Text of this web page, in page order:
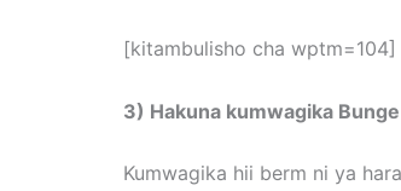
[kitambulisho cha wptm=104]
3) Hakuna kumwagika Bunge
Kumwagika hii berm ni ya